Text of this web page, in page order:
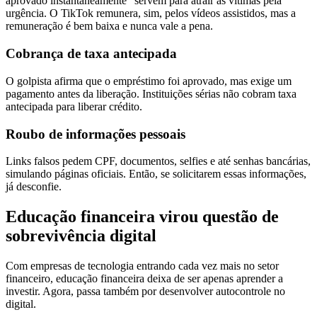
urgência. O TikTok remunera, sim, pelos vídeos assistidos, mas a
remuneração é bem baixa e nunca vale a pena.
Cobrança de taxa antecipada
O golpista afirma que o empréstimo foi aprovado, mas exige um
pagamento antes da liberação. Instituições sérias não cobram taxa
antecipada para liberar crédito.
Roubo de informações pessoais
Links falsos pedem CPF, documentos, selfies e até senhas bancárias,
simulando páginas oficiais. Então, se solicitarem essas informações,
já desconfie.
Educação financeira virou questão de
sobrevivência digital
Com empresas de tecnologia entrando cada vez mais no setor
financeiro, educação financeira deixa de ser apenas aprender a
investir. Agora, passa também por desenvolver autocontrole no
digital.